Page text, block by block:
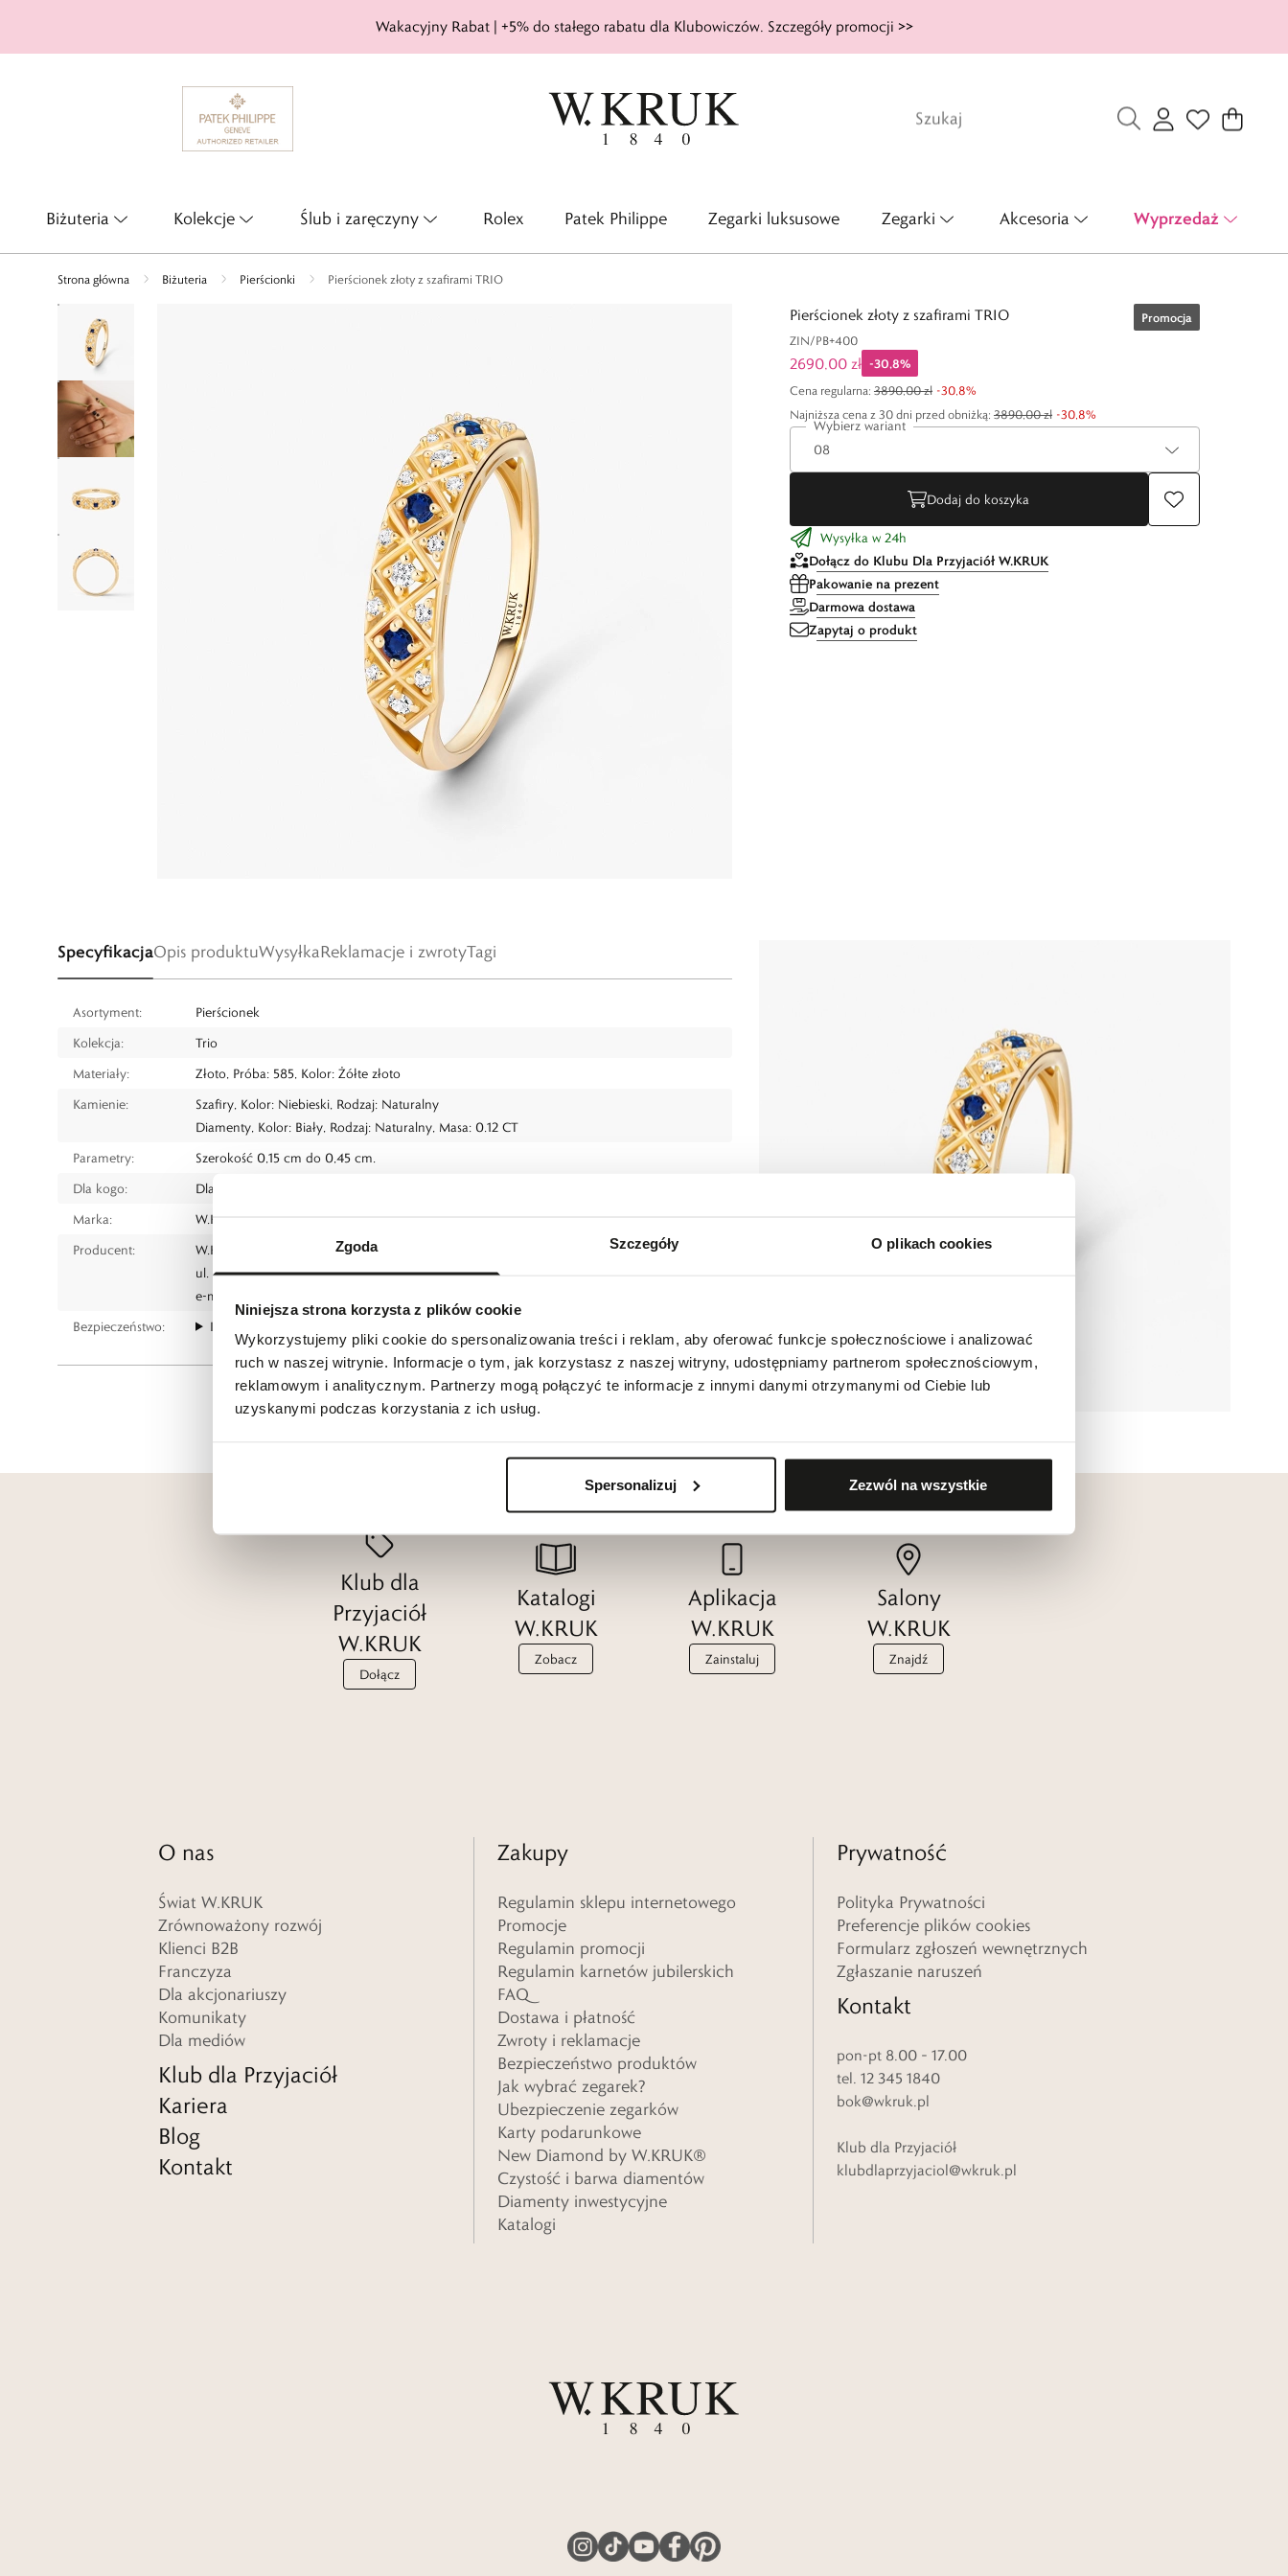
Zgoda Szczegóły O plikach cookies
Niniejsza strona korzysta z plików cookie
Wykorzystujemy pliki cookie do spersonalizowania treści i reklam, aby oferować funkcje społecznościowe i analizować
ruch w naszej witrynie. Informacje o tym, jak korzystasz z naszej witryny, udostępniamy partnerom społecznościowym,
reklamowym i analitycznym. Partnerzy mogą połączyć te informacje z innymi danymi otrzymanymi od Ciebie lub
uzyskanymi podczas korzystania z ich usług.
Spersonalizuj Zezwól na wszystkie
Wakacyjny Rabat | +5% do stałego rabatu dla Klubowiczów. Szczegóły promocji >>
Biżuteria Kolekcje Ślub i zaręczyny Rolex Patek Philippe Zegarki luksusowe Zegarki Akcesoria Wyprzedaż
Strona główna Biżuteria Pierścionki Pierścionek złoty z szafirami TRIO
Pierścionek złoty z szafirami TRIO
ZIN/PB+400
Promocja
2690,00 zł -30,8%
Najniższa cena z 30 dni przed obniżką: 3890,00 zł -30,8%
Cena regularna: 3890,00 zł -30,8%
Wybierz wariant
Dodaj do koszyka
Wysyłka w 24h
Dołącz do Klubu Dla Przyjaciół W.KRUK
Pakowanie na prezent
Darmowa dostawa
Zapytaj o produkt
SpecyfikacjaOpis produktuWysyłkaReklamacje i zwrotyTagi
Asortyment:
Pierścionek
Kolekcja:
Trio
Materiały:
Złoto, Próba: 585, Kolor: Żółte złoto
Kamienie:
Szafiry, Kolor: Niebieski, Rodzaj: Naturalny
Diamenty, Kolor: Biały, Rodzaj: Naturalny, Masa: 0.12 CT
Parametry:
Szerokość 0,15 cm do 0,45 cm.
Dla kogo:
Dla każdego
Marka:
W.KRUK
Producent:
W.KRUK S.A
ul. Pilotów 10, 31-462 Kraków
e-mail:
Bezpieczeństwo:
Informacje o bezpieczeństwie
Klub dla
Przyjaciół
W.KRUK
Dołącz
Katalogi
W.KRUK
Zobacz
Aplikacja
W.KRUK
Zainstaluj
Salony
W.KRUK
Znajdź
O nas
Świat W.KRUK
Zrównoważony rozwój
Klienci B2B
Franczyza
Dla akcjonariuszy
Komunikaty
Dla mediów
Klub dla Przyjaciół
Kariera
Blog
Kontakt
Zakupy
Regulamin sklepu internetowego
Promocje
Regulamin promocji
Regulamin karnetów jubilerskich
FAQ
Dostawa i płatność
Zwroty i reklamacje
Bezpieczeństwo produktów
Jak wybrać zegarek?
Ubezpieczenie zegarków
Karty podarunkowe
New Diamond by W.KRUK®
Czystość i barwa diamentów
Diamenty inwestycyjne
Katalogi
Prywatność
Polityka Prywatności
Preferencje plików cookies
Formularz zgłoszeń wewnętrznych
Zgłaszanie naruszeń
Kontakt
pon-pt 8.00 – 17.00
tel. 12 345 1840
bok@wkruk.pl
Klub dla Przyjaciół
klubdlaprzyjaciol@wkruk.pl